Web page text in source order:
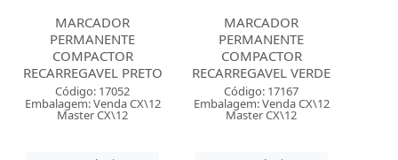
MARCADOR
PERMANENTE
COMPACTOR
RECARREGAVEL PRETO
Código: 17052
Embalagem: Venda CX\12
Master CX\12
MARCADOR
PERMANENTE
COMPACTOR
RECARREGAVEL VERDE
Código: 17167
Embalagem: Venda CX\12
Master CX\12